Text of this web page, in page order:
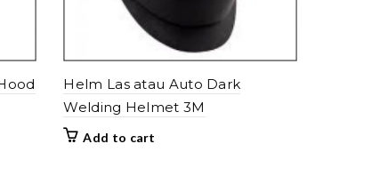
Helm Las atau Auto Dark
Welding Helmet 3M
Add to cart